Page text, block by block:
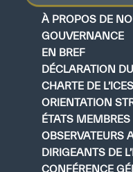
À PROPOS DE
GOUVERNANCE
EN BREF
DÉCLARATION
CHARTE DE
ORIENTATION
ÉTATS MEMBRES
OBSERVATEURS
DIRIGEANTS DE
CONFÉRENCE